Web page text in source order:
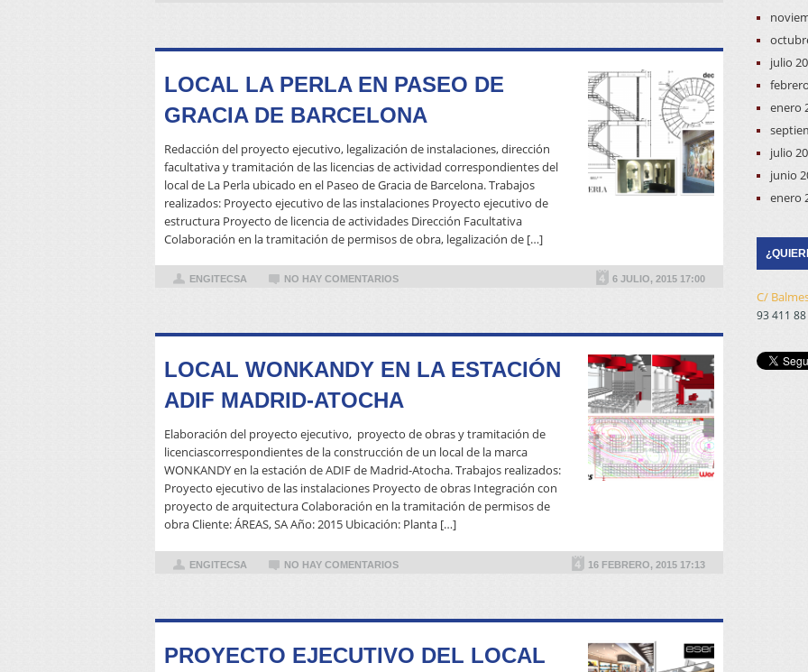
LOCAL LA PERLA EN PASEO DE
GRACIA DE BARCELONA
Redacción del proyecto ejecutivo, legalización de instalaciones, dirección
facultativa y tramitación de las licencias de actividad correspondientes del
local de La Perla ubicado en el Paseo de Gracia de Barcelona. Trabajos
realizados: Proyecto ejecutivo de las instalaciones Proyecto ejecutivo de
estructura Proyecto de licencia de actividades Dirección Facultativa
Colaboración en la tramitación de permisos de obra, legalización de […]
ENGITECSA NO HAY COMENTARIOS 6 JULIO, 2015 17:00
LOCAL WONKANDY EN LA ESTACIÓN
ADIF MADRID-ATOCHA
Elaboración del proyecto ejecutivo, proyecto de obras y tramitación de
licenciascorrespondientes de la construcción de un local de la marca
WONKANDY en la estación de ADIF de Madrid-Atocha. Trabajos realizados:
Proyecto ejecutivo de las instalaciones Proyecto de obras Integración con
proyecto de arquitectura Colaboración en la tramitación de permisos de
obra Cliente: ÁREAS, SA Año: 2015 Ubicación: Planta […]
ENGITECSA NO HAY COMENTARIOS 16 FEBRERO, 2015 17:13
PROYECTO EJECUTIVO DEL LOCAL
julio
enero
julio
junio
enero
C/
93 411